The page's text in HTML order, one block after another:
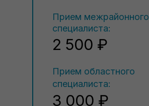
Прием межрайонного
специалиста:
2 500 ₽
Прием областного
специалиста:
3 000 ₽